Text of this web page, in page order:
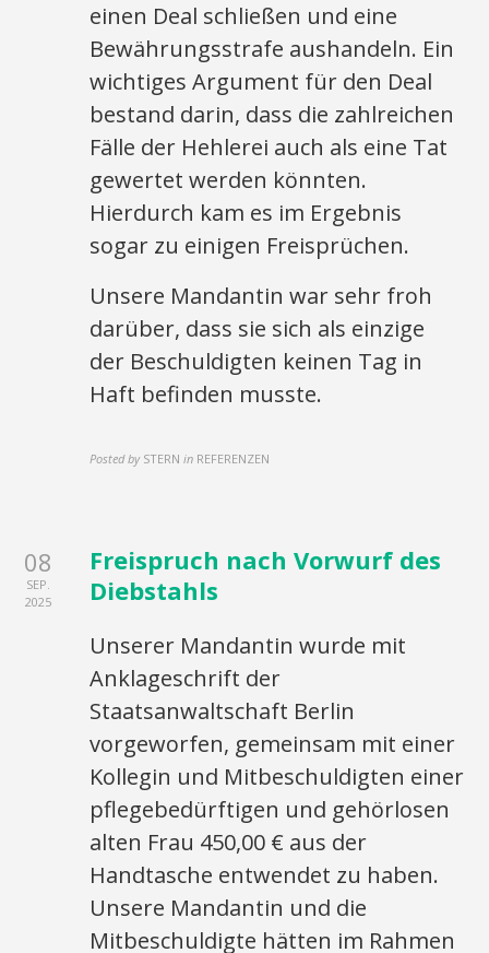
einen Deal schließen und eine
Bewährungsstrafe aushandeln. Ein
wichtiges Argument für den Deal
bestand darin, dass die zahlreichen
Fälle der Hehlerei auch als eine Tat
gewertet werden könnten.
Hierdurch kam es im Ergebnis
sogar zu einigen Freisprüchen.
Unsere Mandantin war sehr froh
darüber, dass sie sich als einzige
der Beschuldigten keinen Tag in
Haft befinden musste.
Posted by STERN in REFERENZEN
08
SEP.
2025
Freispruch nach Vorwurf des
Diebstahls
Unserer Mandantin wurde mit
Anklageschrift der
Staatsanwaltschaft Berlin
vorgeworfen, gemeinsam mit einer
Kollegin und Mitbeschuldigten einer
pflegebedürftigen und gehörlosen
alten Frau 450,00 € aus der
Handtasche entwendet zu haben.
Unsere Mandantin und die
Mitbeschuldigte hätten im Rahmen